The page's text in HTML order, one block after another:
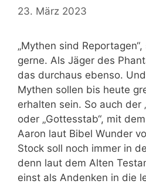
23. März 2023
„Mythen sind
gerne. Als Jäger des
das durchaus ebenso.
Mythen sollen bis heute
erhalten sein. So auch der
oder „Gottesstab“, mit
Aaron laut Bibel Wunder
Stock soll noch immer in
denn laut dem Alten
einst als Andenken in die